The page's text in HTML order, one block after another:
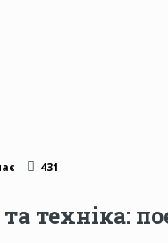
431
техніка: